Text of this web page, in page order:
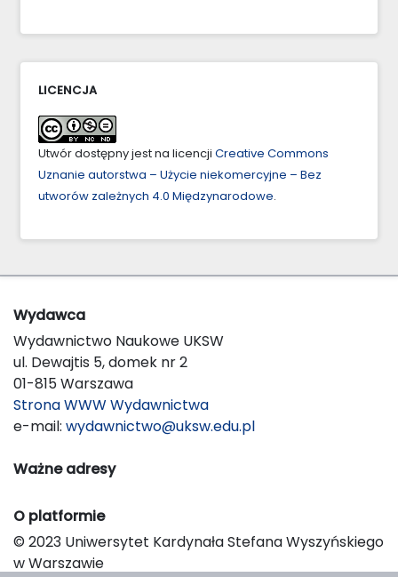
LICENCJA
Utwór dostępny jest na licencji Creative Commons
Uznanie autorstwa – Użycie niekomercyjne – Bez
utworów zależnych 4.0 Międzynarodowe.
Wydawca
Wydawnictwo Naukowe UKSW
ul. Dewajtis 5, domek nr 2
01-815 Warszawa
Strona WWW Wydawnictwa
e-mail: wydawnictwo@uksw.edu.pl
Ważne adresy
O platformie
© 2023 Uniwersytet Kardynała Stefana Wyszyńskiego
w Warszawie